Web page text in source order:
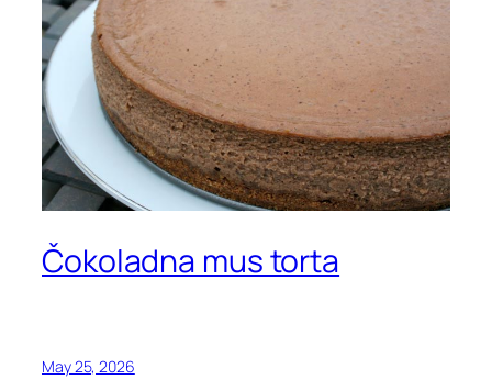
Čokoladna mus torta
May 25, 2026